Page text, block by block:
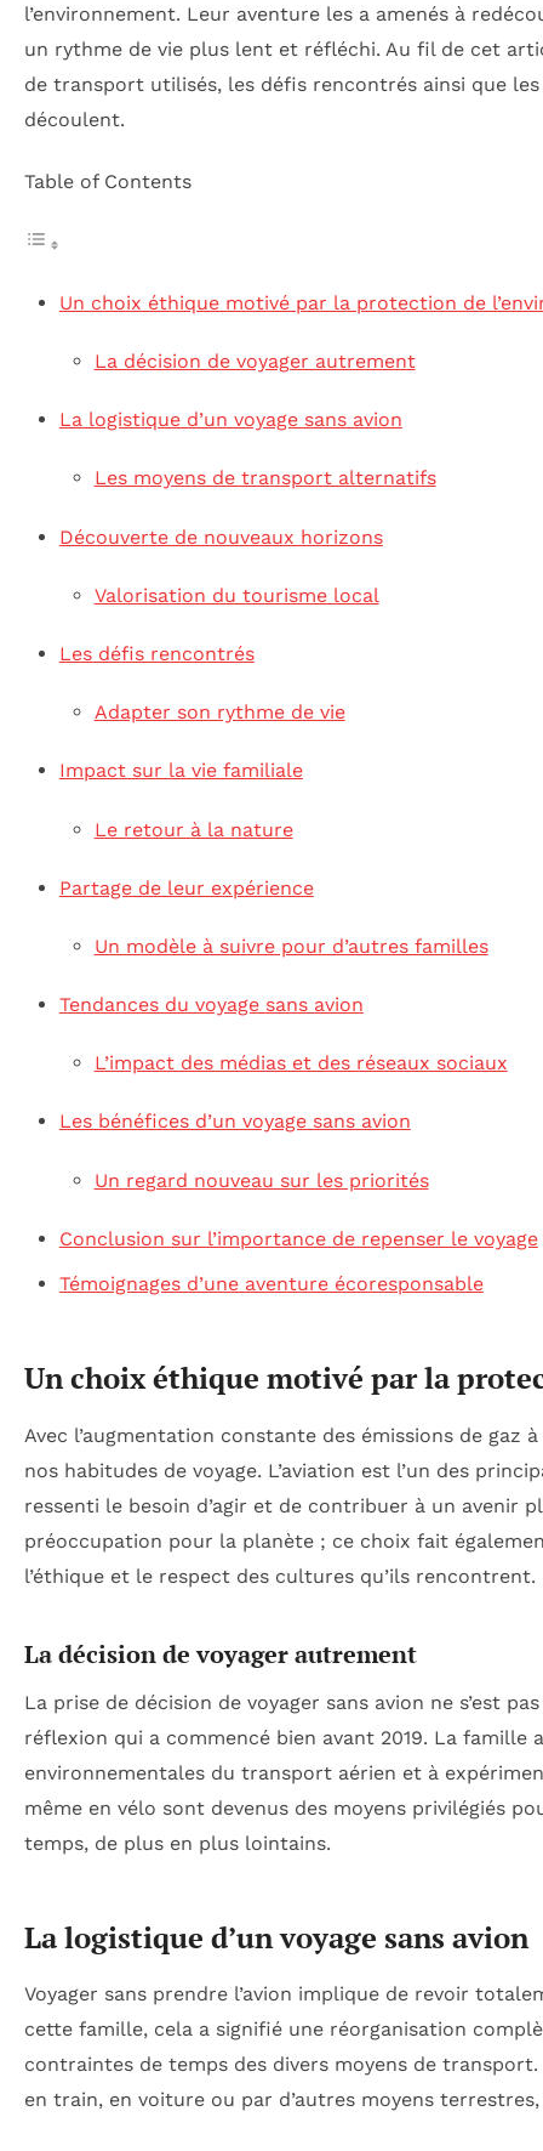
l’environnement. Leur aventure les a amenés à
un rythme de vie plus lent et réfléchi. Au fil de cet
de transport utilisés, les défis rencontrés ainsi que
découlent.
Table of Contents
Un choix éthique motivé par la protection de
La décision de voyager autrement
La logistique d’un voyage sans avion
Les moyens de transport alternatifs
Découverte de nouveaux horizons
Valorisation du tourisme local
Les défis rencontrés
Adapter son rythme de vie
Impact sur la vie familiale
Le retour à la nature
Partage de leur expérience
Un modèle à suivre pour d’autres familles
Tendances du voyage sans avion
L’impact des médias et des réseaux sociaux
Les bénéfices d’un voyage sans avion
Un regard nouveau sur les priorités
Conclusion sur l’importance de repenser le voyage
Témoignages d’une aventure écoresponsable
Un choix éthique motivé par la
Avec l’augmentation constante des émissions de
nos habitudes de voyage. L’aviation est l’un des
ressenti le besoin d’agir et de contribuer à un avenir
préoccupation pour la planète ; ce choix fait
l’éthique et le respect des cultures qu’ils rencontrent.
La décision de voyager autrement
La prise de décision de voyager sans avion ne s’est
réflexion qui a commencé bien avant 2019. La famille
environnementales du transport aérien et à
même en vélo sont devenus des moyens privilégiés
temps, de plus en plus lointains.
La logistique d’un voyage sans avion
Voyager sans prendre l’avion implique de revoir
cette famille, cela a signifié une réorganisation
contraintes de temps des divers moyens de
en train, en voiture ou par d’autres moyens